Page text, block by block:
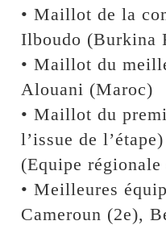
• Maillot de la
Ilboudo (Burkina
• Maillot du
Alouani (Maroc)
• Maillot du
l’issue de
(Equipe
• Meilleures
Cameroun (2e),